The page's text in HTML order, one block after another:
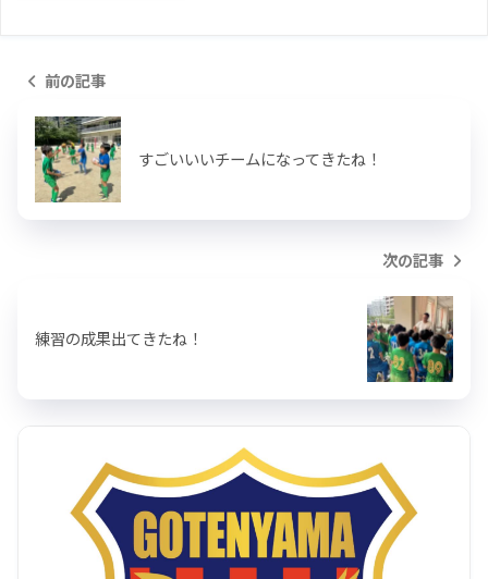
前の記事
すごいいいチームになってきたね！
次の記事
練習の成果出てきたね！